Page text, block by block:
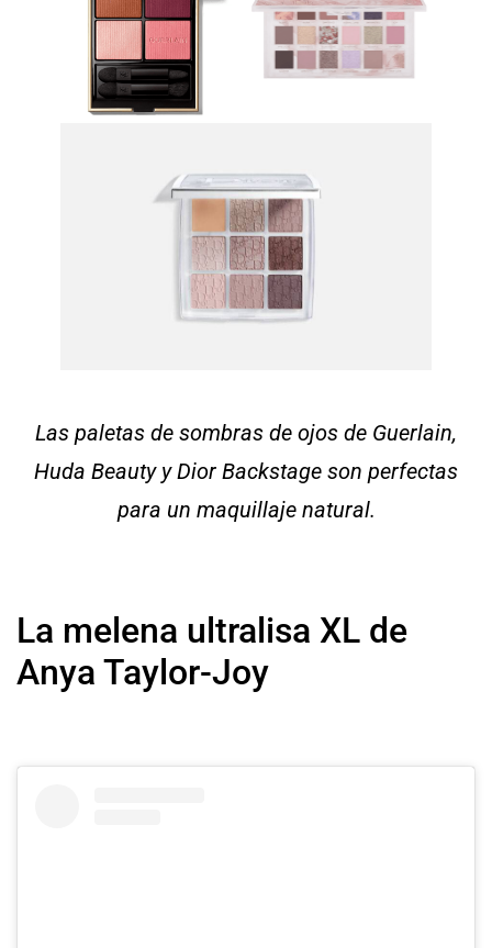
Las paletas de sombras de ojos de Guerlain,
Huda Beauty y Dior Backstage son perfectas
para un maquillaje natural.
La melena ultralisa XL de
Anya Taylor-Joy